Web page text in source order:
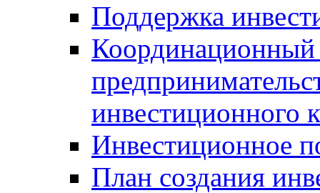
Поддержка
Координационный
инвестиционного
Инвестиционное
План создания